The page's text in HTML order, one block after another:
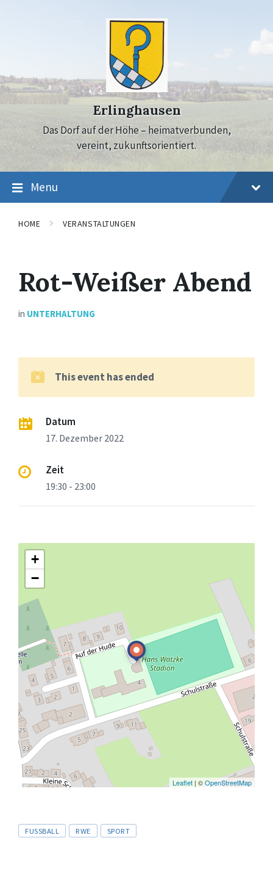
Erlinghausen
Das Dorf auf der Höhe – heimatverbunden,
vereint, zukunftsorientiert.
Menu
HOME VERANSTALTUNGEN
Rot-Weißer Abend
in UNTERHALTUNG
This event has ended
Datum
17. Dezember 2022
Zeit
19:30 - 23:00
+
−
Leaflet | ©OpenStreetMap
Tags
FUSSBALL RWE SPORT